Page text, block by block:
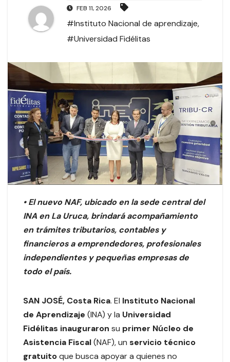
FEB 11, 2026
#Instituto Nacional de aprendizaje,
#Universidad Fidélitas
•El nuevo NAF, ubicado en la sede central del
INA en La Uruca, brindará acompañamiento
en trámites tributarios, contables y
financieros a emprendedores, profesionales
independientes y pequeñas empresas de
todo el país.
SAN JOSÉ, Costa Rica. El Instituto Nacional
de Aprendizaje (INA) y la Universidad
Fidélitas inauguraron su primer Núcleo de
Asistencia Fiscal(NAF), un servicio técnico
gratuitoque busca apoyar a quienes no